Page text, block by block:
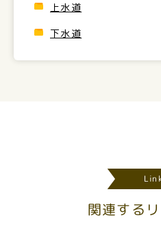
上水道
下水道
関連する